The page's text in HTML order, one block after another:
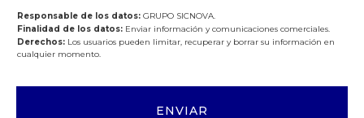
Responsable de los datos: GRUPO SICNOVA.
Finalidad de los datos: Enviar información y comunicaciones comerciales.
Derechos: Los usuarios pueden limitar, recuperar y borrar su información en
cualquier momento.